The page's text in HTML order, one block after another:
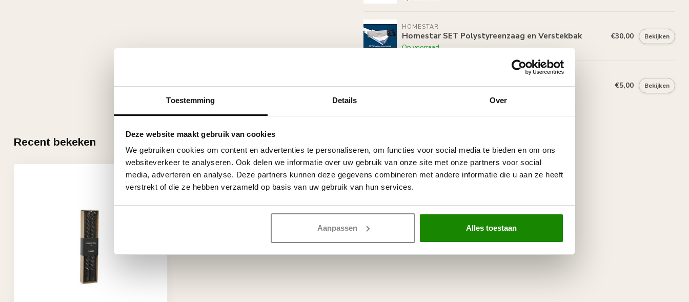
Toestemming Details Over
Deze website maakt gebruik van cookies
We gebruiken cookies om content en advertenties te personaliseren, om functies voor social media te bieden en om ons
websiteverkeer te analyseren. Ook delen we informatie over uw gebruik van onze site met onze partners voor social
media, adverteren en analyse. Deze partners kunnen deze gegevens combineren met andere informatie die u aan ze heeft
verstrekt of die ze hebben verzameld op basis van uw gebruik van hun services.
Aanpassen Alles toestaan
HOMESTAR
Homestar SET Polystyreenzaag en Verstekbak
Op voorraad
€30,00 Bekijken
Homestar S50 (50 x 40 mm), lengte 2 m €5,00 Bekijken
Recent bekeken